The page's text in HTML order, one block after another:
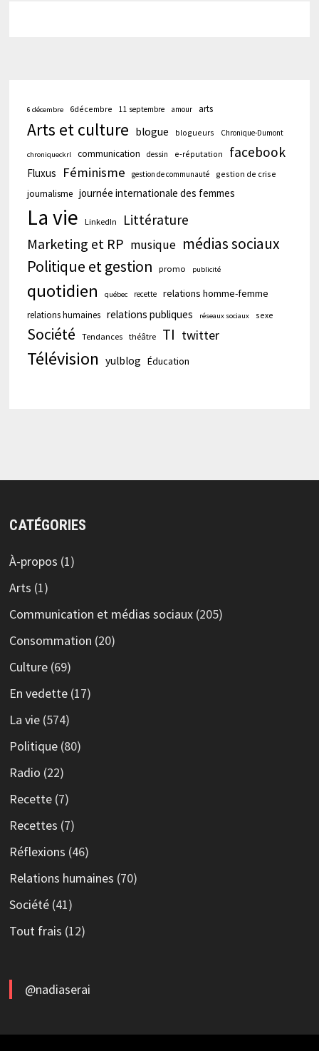
6 décembre 6décembre 11 septembre amour arts
Arts et culture blogue blogueurs Chronique-Dumont
chroniqueckrl communication dessin e-réputation facebook
Fluxus Féminisme gestion de communauté gestion de crise
journalisme journée internationale des femmes
La vie LinkedIn Littérature
Marketing et RP musique médias sociaux
Politique et gestion
promo publicité
quotidien québec recette relations homme-femme
relations humaines relations publiques réseaux sociaux sexe
Société Tendances théâtre TI twitter
Télévision yulblog Éducation
CATÉGORIES
À-propos (1)
Arts (1)
Communication et médias sociaux(205)
Consommation (20)
Culture(69)
En vedette(17)
La vie(574)
Politique(80)
Radio (22)
Recette(7)
Recettes (7)
Réflexions (46)
Relations humaines (70)
Société(41)
Tout frais (12)
@nadiaserai